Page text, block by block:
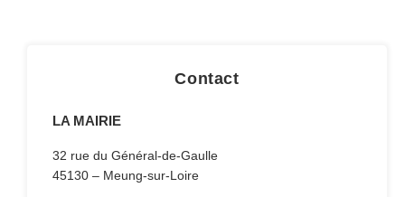
Contact
LA MAIRIE
32 rue du Général-de-Gaulle
45130 – Meung-sur-Loire